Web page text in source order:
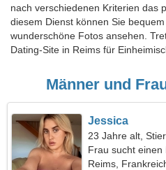
nach verschiedenen Kriterien das
diesem Dienst können Sie
wunderschöne Fotos ansehen.
Dating-Site in Reims für
Männer und
Jessica
23 Jahre alt, Stier
Frau sucht einen
Reims,